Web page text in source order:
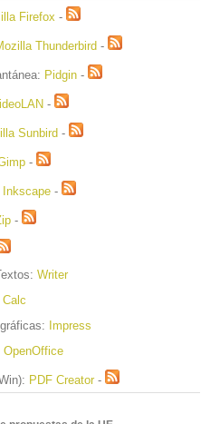
Firefox -
Thunderbird -
Pidgin -
-
Sunbird -
-
Inkscape -
-
Writer
Calc
Impress
OpenOffice
PDF Creator -